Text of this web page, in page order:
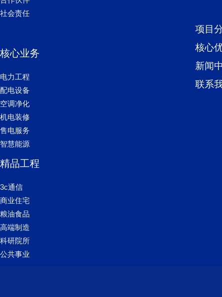
社会责任
核心业务
电力工程
配电设备
空调净化
机电装修
售电服务
智慧能源
精品工程
3c通信
商业住宅
粮油食品
高端制造
科研院所
公共事业
项目
核心
新闻
联系